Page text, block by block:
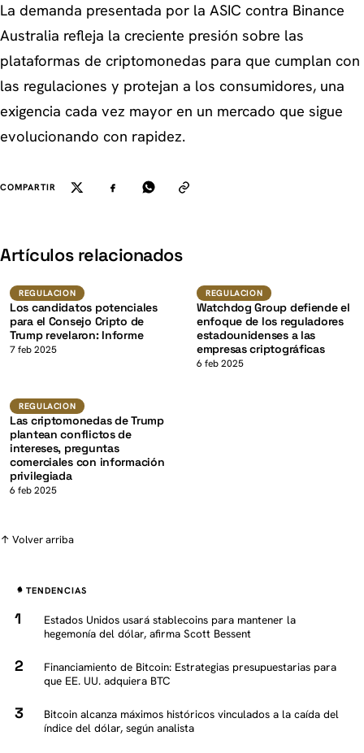
La demanda presentada por la ASIC contra Binance
Australia refleja la creciente presión sobre las
plataformas de criptomonedas para que cumplan con
las regulaciones y protejan a los consumidores, una
exigencia cada vez mayor en un mercado que sigue
evolucionando con rapidez.
COMPARTIR
Artículos relacionados
Regulacion K
REGULACION
Los candidatos potenciales
para el Consejo Cripto de
Trump revelaron: Informe
7 feb 2025
Regulacion
REGULACION
Watchdog Group defiende el
enfoque de los reguladores
estadounidenses a las
empresas criptográficas
6 feb 2025
Regulacion K
REGULACION
Las criptomonedas de Trump
plantean conflictos de
intereses, preguntas
comerciales con información
privilegiada
6 feb 2025
↑ Volver arriba
TENDENCIAS
Estados Unidos usará stablecoins para mantener la
hegemonía del dólar, afirma Scott Bessent
Financiamiento de Bitcoin: Estrategias presupuestarias para
que EE. UU. adquiera BTC
Bitcoin alcanza máximos históricos vinculados a la caída del
índice del dólar, según analista